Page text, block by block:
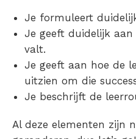
Je formuleert
Je geeft duidelijk aan
valt.
Je geeft aan hoe de
uitzien om die
Je beschrijft de
Al deze elementen zijn